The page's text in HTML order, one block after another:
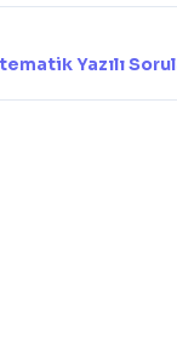
Yazılı